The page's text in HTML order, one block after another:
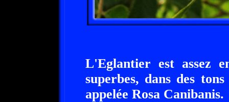
L'Eglantier est assez
superbes, dans des
appelée Rosa Canibanis.